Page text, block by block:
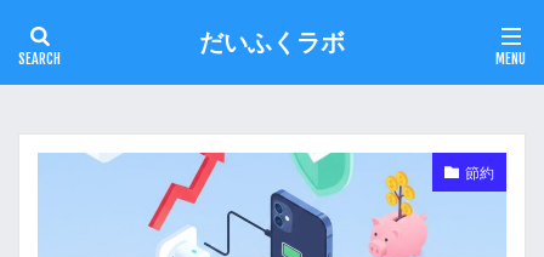
だいふくラボ
節約